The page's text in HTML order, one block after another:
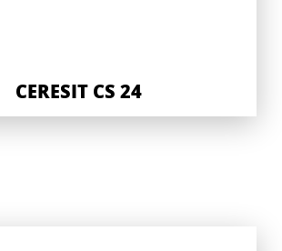
CERESIT CS 24